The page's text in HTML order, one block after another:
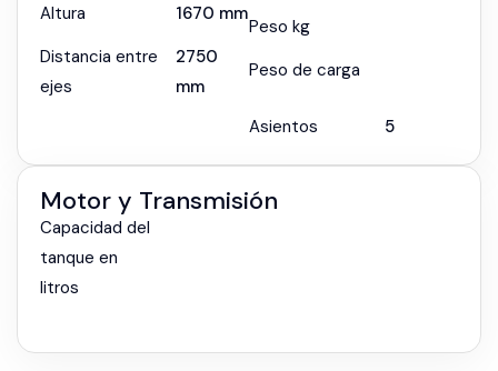
Altura
1670 mm
Distancia entre
ejes
2750
mm
Peso kg
Peso de carga
Asientos 5
Motor y Transmisión
Capacidad del
tanque en
litros